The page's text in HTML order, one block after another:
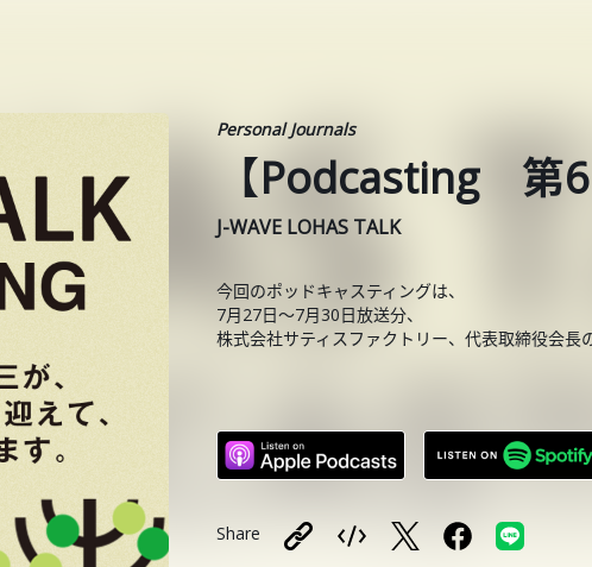
Personal Journals
【Podcasting 第
J-WAVE LOHAS TALK
今回のポッドキャスティングは、
7月27日〜7月30日放送分、
株式会社サティスファクトリー、代表取締役会長
Share